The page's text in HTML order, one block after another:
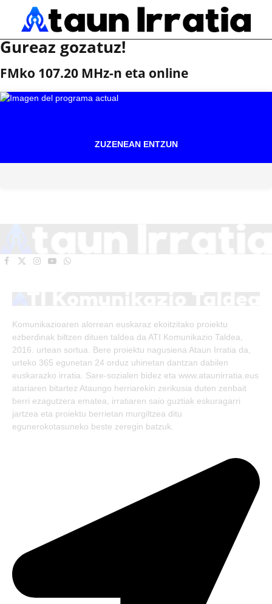
Gureaz gozatuz!
FMko 107.20 MHz-n eta online
ZUZENEAN ENTZUN
Facebook
X
Instagram
YouTubeWhatsApp
Komunikazioaren alorrean euskaraz ekoitzitako proiektu
ezberdinak biltzen dituen taldea da ATI Komunikazio Taldea,
2016. urtean sortua. Bere proiektu nagusiena Ataun Irratia da,
urteko 365 egunetan 24 orduz uhinetan dantzan dabilen
euskarazko irratia. Sare-sozialen bidez eta www.ataunirratia.eus
atariaren bitartez Ataungo herriarekin zerikusia duten zenbait
berri ezagutzera ematea, irratiaren saio guztiak eskuragarri
jartzea eta proiektu berrietan murgiltzea ditu
egunerokotasuneko beste zeregin batzuk.